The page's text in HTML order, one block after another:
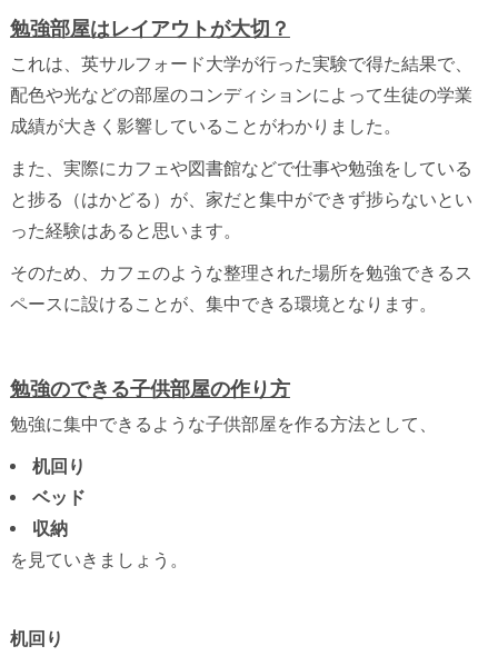
勉強部屋はレイアウトが大切？
これは、英サルフォード大学が行った実験で得た結果で、
配色や光などの部屋のコンディションによって生徒の学業
成績が大きく影響していることがわかりました。
また、実際にカフェや図書館などで仕事や勉強をしている
と捗る（はかどる）が、家だと集中ができず捗らないとい
った経験はあると思います。
そのため、カフェのような整理された場所を勉強できるス
ペースに設けることが、集中できる環境となります。
勉強のできる子供部屋の作り方
勉強に集中できるような子供部屋を作る方法として、
机回り
ベッド
収納
を見ていきましょう。
机回り